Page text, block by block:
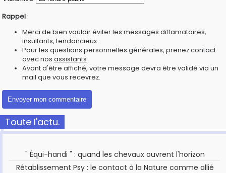
Rappel :
Merci de bien vouloir éviter les messages diffamatoires,
insultants, tendancieux...
Pour les questions personnelles générales, prenez contact
avec nos assistants
Avant d'être affiché, votre message devra être validé via un
mail que vous recevrez.
Toute l'actu.
" Équi-handi " : quand les chevaux ouvrent l'horizon
Rétablissement Psy : le contact à la Nature comme allié